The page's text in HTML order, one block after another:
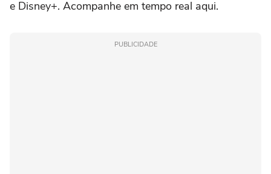
e Disney+. Acompanhe em tempo real aqui.
PUBLICIDADE